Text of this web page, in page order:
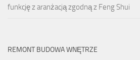
funkcję z aranżacją zgodną z Feng Shui
REMONT BUDOWA WNĘTRZE